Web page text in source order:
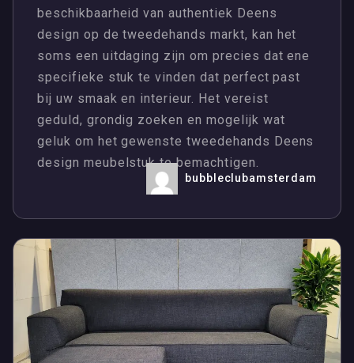
beschikbaarheid van authentiek Deens
design op de tweedehands markt, kan het
soms een uitdaging zijn om precies dat ene
specifieke stuk te vinden dat perfect past
bij uw smaak en interieur. Het vereist
geduld, grondig zoeken en mogelijk wat
geluk om het gewenste tweedehands Deens
design meubelstuk te bemachtigen.
bubbleclubamsterdam